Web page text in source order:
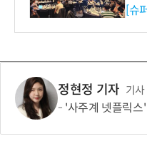
리
[슈
정현정 기자 기사
'사주계 넷플릭스' 표방 사